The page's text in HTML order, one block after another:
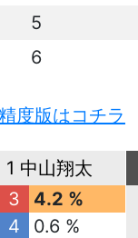
5
6
度版はコチラ
1 中山翔太
3
4.2 %
4
0.6 %